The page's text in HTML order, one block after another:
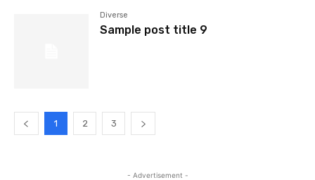
Diverse
Sample post title 9
1 2 3
- Advertisement -